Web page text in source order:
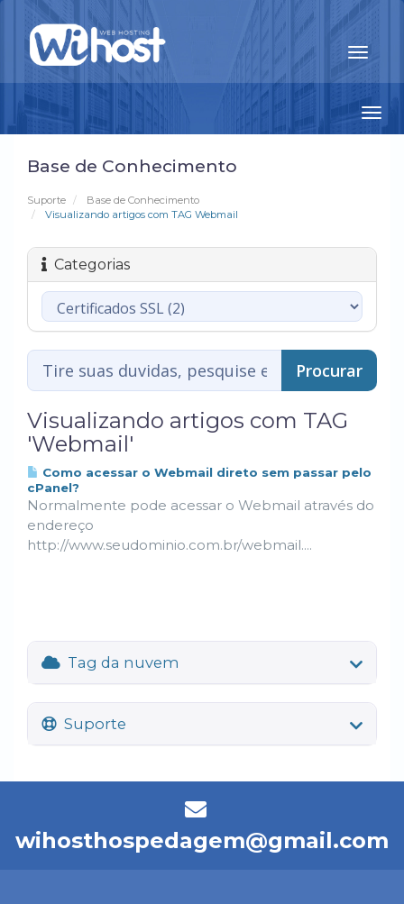
Base de Conhecimento
Suporte
Base de Conhecimento
Visualizando artigos com TAG Webmail
Categorias
Visualizando artigos com TAG
'Webmail'
Como acessar o Webmail direto sem passar pelo
cPanel?
Normalmente pode acessar o Webmail através do
endereço
http://www.seudominio.com.br/webmail....
Tag da nuvem
Suporte
wihosthospedagem@gmail.com